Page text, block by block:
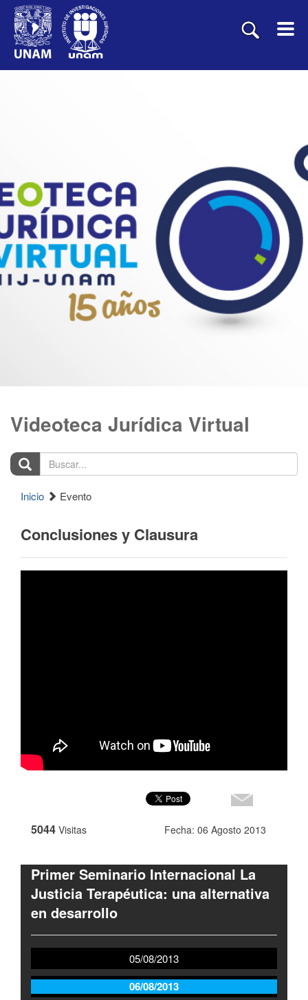
Videoteca Jurídica Virtual
Buscar...
Inicio Evento
Conclusiones y Clausura
5044 Visitas Fecha: 06 Agosto 2013
Primer Seminario Internacional La
Justicia Terapéutica: una alternativa
en desarrollo
05/08/2013
06/08/2013